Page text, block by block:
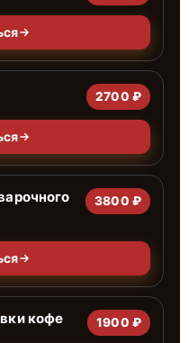
2700 ₽
3800 ₽
кофе 1900 ₽